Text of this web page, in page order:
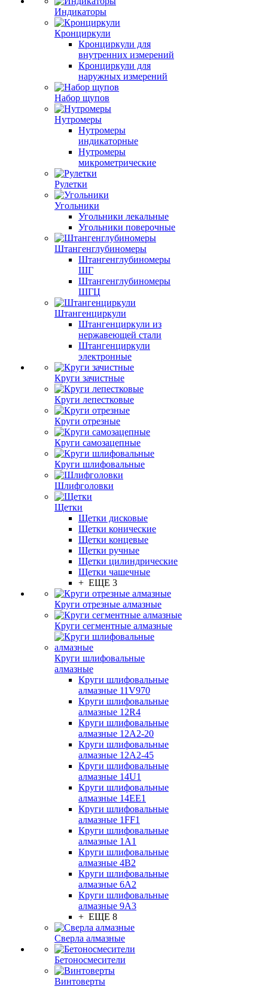
Индикаторы
Кронциркули
Кронциркули для
внутренних измерений
Кронциркули для
наружных измерений
Набор щупов
Нутромеры
Нутромеры
индикаторные
Нутромеры
микрометрические
Рулетки
Угольники
Угольники лекальные
Угольники поверочные
Штангенглубиномеры
Штангенглубиномеры
ШГ
Штангенглубиномеры
ШГЦ
Штангенциркули
Штангенциркули из
нержавеющей стали
Штангенциркули
электронные
Круги зачистные
Круги лепестковые
Круги отрезные
Круги самозацепные
Круги шлифовальные
Шлифголовки
Щетки
Щетки дисковые
Щетки конические
Щетки концевые
Щетки ручные
Щетки цилиндрические
Щетки чашечные
+ ЕЩЕ 3
Круги отрезные алмазные
Круги сегментные алмазные
Круги шлифовальные
алмазные
Круги шлифовальные
алмазные 11V970
Круги шлифовальные
алмазные 12R4
Круги шлифовальные
алмазные 12А2-20
Круги шлифовальные
алмазные 12А2-45
Круги шлифовальные
алмазные 14U1
Круги шлифовальные
алмазные 14ЕЕ1
Круги шлифовальные
алмазные 1FF1
Круги шлифовальные
алмазные 1А1
Круги шлифовальные
алмазные 4В2
Круги шлифовальные
алмазные 6A2
Круги шлифовальные
алмазные 9А3
+ ЕЩЕ 8
Сверла алмазные
Бетоносмесители
Винтоверты